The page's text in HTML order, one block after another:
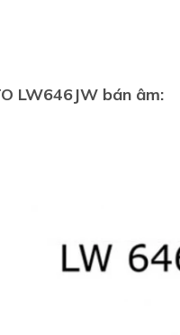
LW646JW bán âm: